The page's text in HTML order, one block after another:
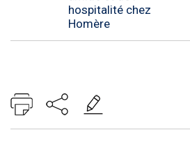
hospitalité chez
Homère